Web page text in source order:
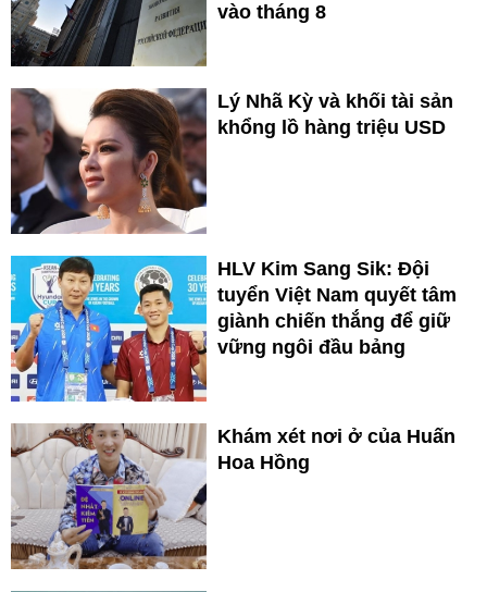
vào tháng 8
Lý Nhã Kỳ và khối tài sản
khổng lồ hàng triệu USD
HLV Kim Sang Sik: Đội
tuyển Việt Nam quyết tâm
giành chiến thắng để giữ
vững ngôi đầu bảng
Khám xét nơi ở của Huấn
Hoa Hồng